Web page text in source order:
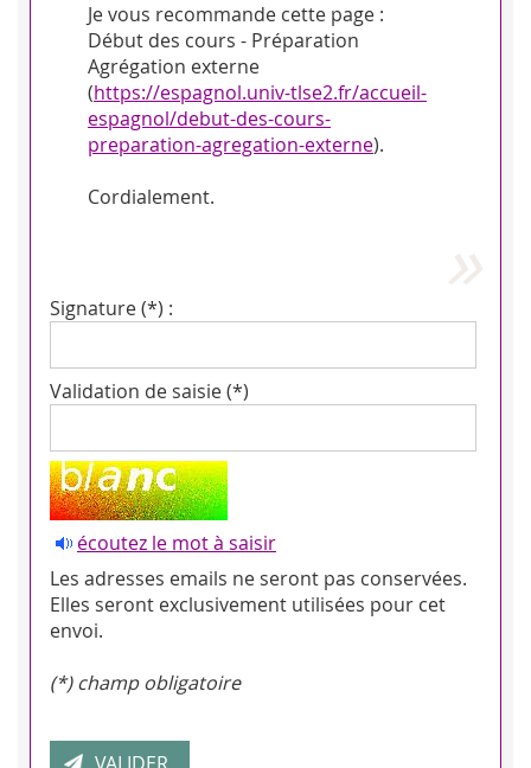
Je vous recommande cette page :
Début des cours - Préparation
Agrégation externe
(https://espagnol.univ-tlse2.fr/accueil-
espagnol/debut-des-cours-
preparation-agregation-externe).
Cordialement.
Signature (*) :
Validation de saisie (*)
écoutez le mot à saisir
Les adresses emails ne seront pas conservées.
Elles seront exclusivement utilisées pour cet
envoi.
(*) champ obligatoire